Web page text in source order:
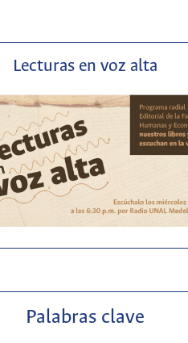
Lecturas en voz alta
Palabras clave